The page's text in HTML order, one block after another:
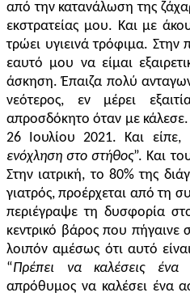
από την κατανάλωσητης
εκστρατείας μου. Και με
τρώει υγιεινά τρόφιμα.
εαυτό μου να είμαι
άσκηση.Έπαιζα πολύ
νεότερος, εν μέρει
απροσδόκητο όταν με
26 Ιουλίου 2021. Και είπε,
ενόχληση στο στήθος”. Και
Στην ιατρική,το 80% της
γιατρός, προέρχεται από τη
περιέγραψε τη δυσφορία
κεντρικό βάρος που
λοιπόν αμέσως ότιαυτό
“Πρέπει να καλέσεις ένα
απρόθυμος να καλέσει ένα